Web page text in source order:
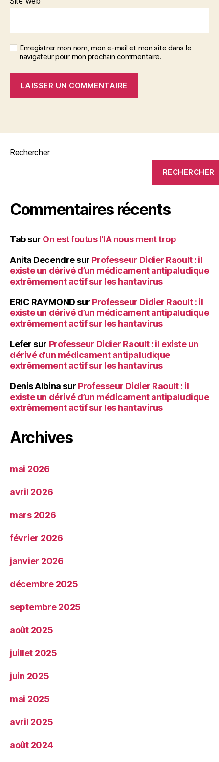
Enregistrer mon nom, mon e-mail et mon site dans le
navigateur pour mon prochain commentaire.
Rechercher
RECHERCHER
Commentaires récents
Tabsur On est foutus l’IA nous ment trop
Anita Decendresur Professeur Didier Raoult : il
existe un dérivé d’un médicament antipaludique
extrêmement actif sur les hantavirus
ERIC RAYMOND sur Professeur Didier Raoult : il
existe un dérivé d’un médicament antipaludique
extrêmement actif sur les hantavirus
Lefer sur Professeur Didier Raoult : il existe un
dérivé d’un médicament antipaludique
extrêmement actif sur les hantavirus
Denis Albina sur Professeur Didier Raoult : il
existe un dérivé d’un médicament antipaludique
extrêmement actif sur les hantavirus
Archives
mai 2026
avril 2026
mars 2026
février 2026
janvier 2026
décembre 2025
septembre 2025
août 2025
juillet 2025
juin 2025
mai 2025
avril 2025
août 2024